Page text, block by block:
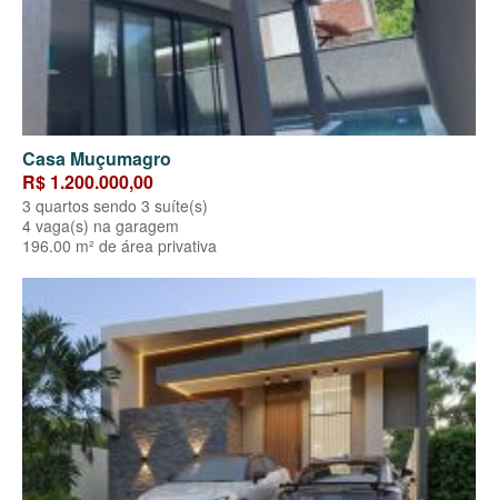
Casa Muçumagro
R$ 1.200.000,00
3 quartos sendo 3 suíte(s)
4 vaga(s) na garagem
196.00 m² de área privativa